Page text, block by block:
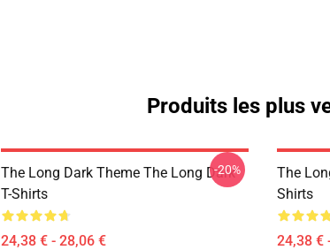
Produits les plus
The Long Dark Theme The Long Dark
T-Shirts
24,38 € - 28,06 €
-20%
The
Shirts
24,38 €